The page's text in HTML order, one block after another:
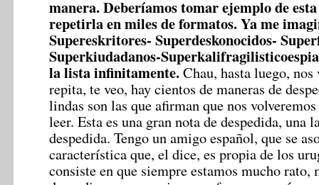
manera. Deberíamos tomar ejemplo de
repetirla en miles de formatos. Ya me
Supereskritores- Superdeskonocidos-
Superkiudadanos-
la lista infinitamente.Chau, hasta luego, nos
repita, te veo, hay cientos de maneras de
lindas son las que afirman que nos
leer. Esta es una gran nota de despedida, una
despedida. Tengo un amigo español, que se
característica que, el dice, es propia de los
consiste en que siempre estamos mucho rato,